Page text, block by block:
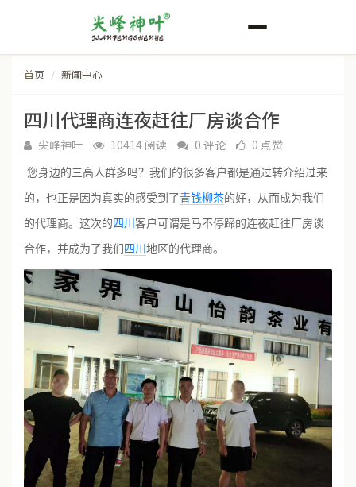
首页 新闻中心
四川代理商连夜赶往厂房谈合作
尖峰神叶 10414 阅读 0 评论 0 点赞
您身边的三高人群多吗？我们的很多客户都是通过转介绍过来
的，也正是因为真实的感受到了青钱柳茶的好，从而成为我们
的代理商。这次的 四川 客户可谓是马不停蹄的连夜赶往厂房谈
合作，并成为了我们 四川 地区的代理商。